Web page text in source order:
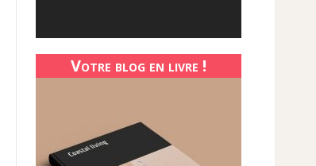
Votre blog en livre !